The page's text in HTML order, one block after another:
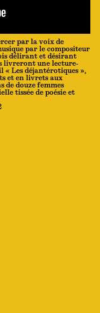
par la voix de
par le compositeur
délirant et désirant
livreront une lecture-
« Les déjantérotiques »,
et en livrets aux
de douze femmes
tissée de poésie et